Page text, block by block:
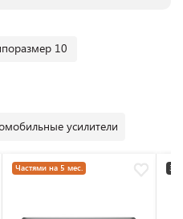
10
усилители
Частями на 5 мес.